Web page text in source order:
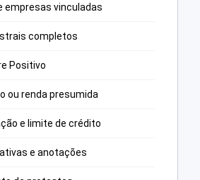
empresas vinculadas
completos
Positivo
ou renda presumida
e limite de crédito
e anotações